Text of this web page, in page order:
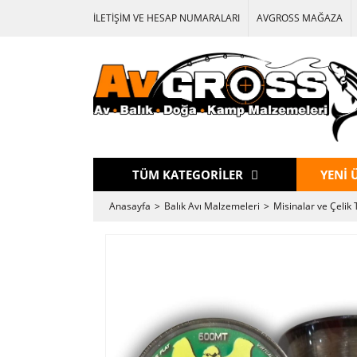
İLETİŞİM VE HESAP NUMARALARI AVGROSS MAĞAZA
TÜM KATEGORİLER YENİ
Anasayfa Balık Avı Malzemeleri Misinalar ve Çelik